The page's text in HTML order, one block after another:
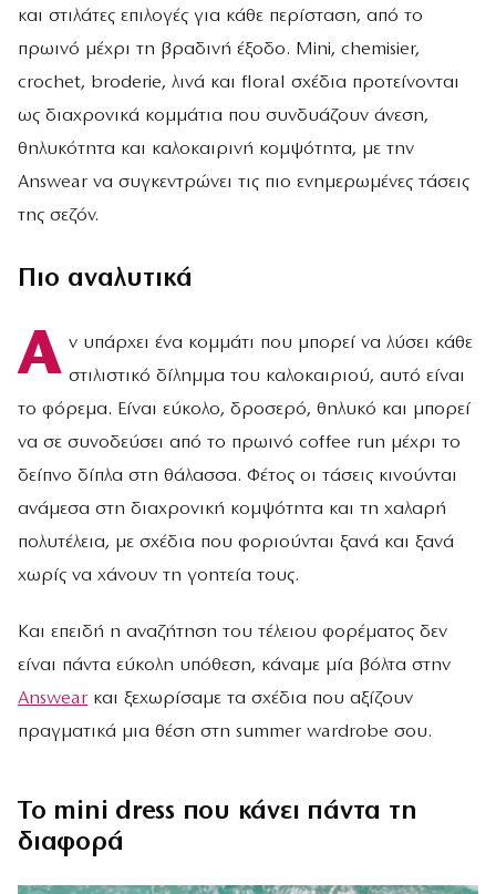
και στιλάτες επιλογές για κάθε περίσταση, από το
πρωινό μέχρι τη βραδινή έξοδο. Mini, chemisier,
crochet, broderie, λινά και floral σχέδια προτείνονται
ως διαχρονικά κομμάτια που συνδυάζουν άνεση,
θηλυκότητα και καλοκαιρινή κομψότητα, με την
Answear να συγκεντρώνει τις πιο ενημερωμένες τάσεις
της σεζόν.
Πιο αναλυτικά
Α ν υπάρχει ένα κομμάτι που μπορεί να λύσει κάθε
στιλιστικό δίλημμα του καλοκαιριού, αυτό είναι
το φόρεμα. Είναι εύκολο, δροσερό, θηλυκό και μπορεί
να σε συνοδεύσει από το πρωινό coffee run μέχρι το
δείπνο δίπλα στη θάλασσα. Φέτος οι τάσεις κινούνται
ανάμεσα στη διαχρονική κομψότητα και τη χαλαρή
πολυτέλεια, με σχέδια που φοριούνται ξανά και ξανά
χωρίς να χάνουν τη γοητεία τους.
Και επειδή η αναζήτηση του τέλειου φορέματος δεν
είναι πάντα εύκολη υπόθεση, κάναμε μία βόλτα στην
Answear και ξεχωρίσαμε τα σχέδια που αξίζουν
πραγματικά μια θέση στη summer wardrobe σου.
Το mini dress που κάνει πάντα τη
διαφορά